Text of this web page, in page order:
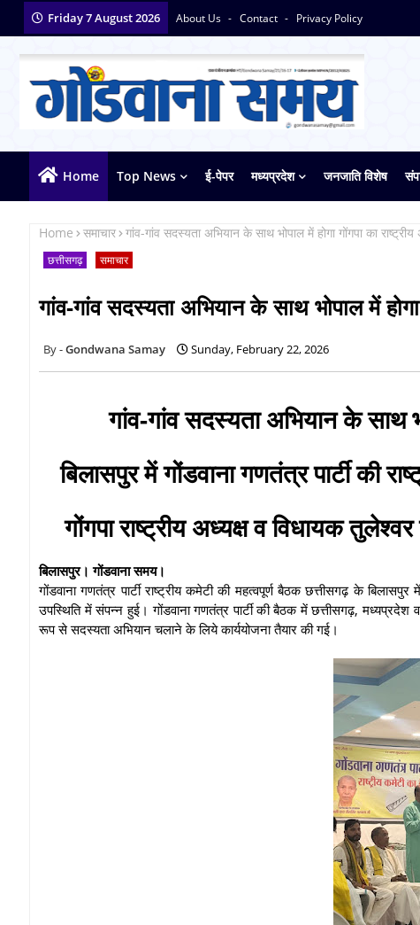
Friday 7 August 2026 About Us Contact Privacy Policy
Home Top News ई-पेपर मध्यप्रदेश जनजाति विशेष
Home समाचार गांव-गांव सदस्यता अभियान के साथ भोपाल में होगा गोंगपा का
छत्तीसगढ़ समाचार
गांव-गांव सदस्यता अभियान के साथ भोपाल में
Gondwana Samay Sunday, February 22, 2026
गांव-गांव सदस्यता अभियान के साथ
बिलासपुर में गोंडवाना गणतंत्र पार्टी की
गोंगपा राष्ट्रीय अध्यक्ष व विधायक
बिलासपुर। गोंडवाना समय।
गोंडवाना गणतंत्र पार्टी राष्ट्रीय कमेटी की महत्वपूर्ण बैठक छत्तीसगढ़ के
उपस्थिति में संपन्न हुई। गोंडवाना गणतंत्र पार्टी की बैठक में छत्तीसगढ़,
रूप से सदस्यता अभियान चलाने के लिये कार्ययोजना तैयार की गई।